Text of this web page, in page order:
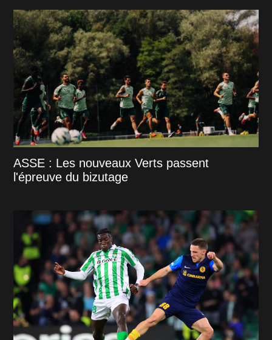
ASSE : Les nouveaux Verts passent
l'épreuve du bizutage